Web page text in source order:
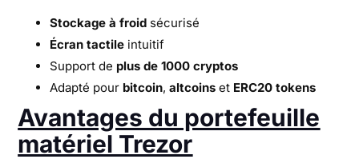
Stockage à froid sécurisé
Écran tactile intuitif
Support de plus de 1000 cryptos
Adapté pour bitcoin,altcoins et ERC20 tokens
Avantages du portefeuille
matériel Trezor